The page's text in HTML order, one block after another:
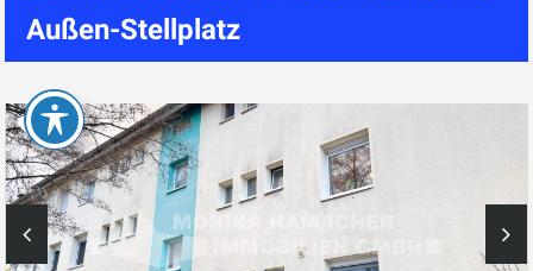
Außen-Stellplatz